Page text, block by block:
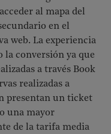
al mapa del
en el
web. La experiencia
la conversión ya que
a través Book
realizadas a
presentan un ticket
una mayor
de la tarifa media